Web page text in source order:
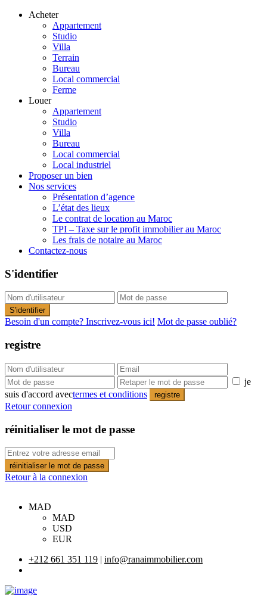
Acheter
Appartement
Studio
Villa
Terrain
Bureau
Local commercial
Ferme
Louer
Appartement
Studio
Villa
Bureau
Local commercial
Local industriel
Proposer un bien
Nos services
Présentation d’agence
L’état des lieux
Le contrat de location au Maroc
TPI – Taxe sur le profit immobilier au Maroc
Les frais de notaire au Maroc
Contactez-nous
S'identifier
S'identifier
Besoin d'un compte? Inscrivez-vous ici! Mot de passe oublié?
registre
je
suis d'accord avectermes et conditions registre
Retour connexion
réinitialiser le mot de passe
réinitialiser le mot de passe
Retour à la connexion
MAD
MAD
USD
EUR
+212 661 351 119 | info@ranaimmobilier.com